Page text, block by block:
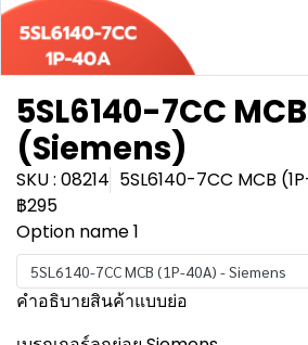
5SL6140-7CC MCB
(Siemens)
SKU : 08214 5SL6140-7CC MCB
฿295
Option name 1
5SL6140-7CC MCB (1P-40A) - Siemens
คำอธิบายสินค้าแบบย่อ